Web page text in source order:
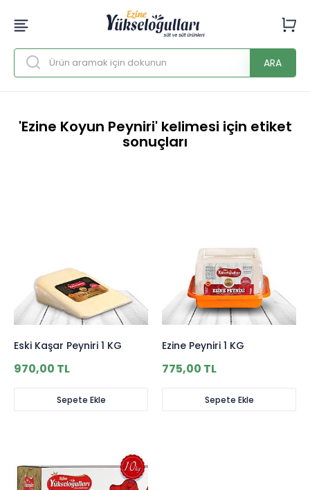
ARA
'Ezine Koyun Peyniri' kelimesi için etiket
sonuçları
Eski Kaşar Peyniri 1 KG
970,00 TL
Sepete Ekle
Ezine Peyniri 1 KG
775,00 TL
Sepete Ekle